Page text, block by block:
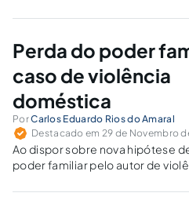
Perda do poder
caso de violência
doméstica
PorCarlos Eduardo Rios do Amaral
Destacado em 29 de Novembro
Ao dispor sobre nova hipótese
poder familiar pelo autor de
entre o Estatuto da Criança e